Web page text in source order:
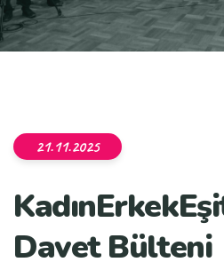
21.11.2025
Davet Bülteni